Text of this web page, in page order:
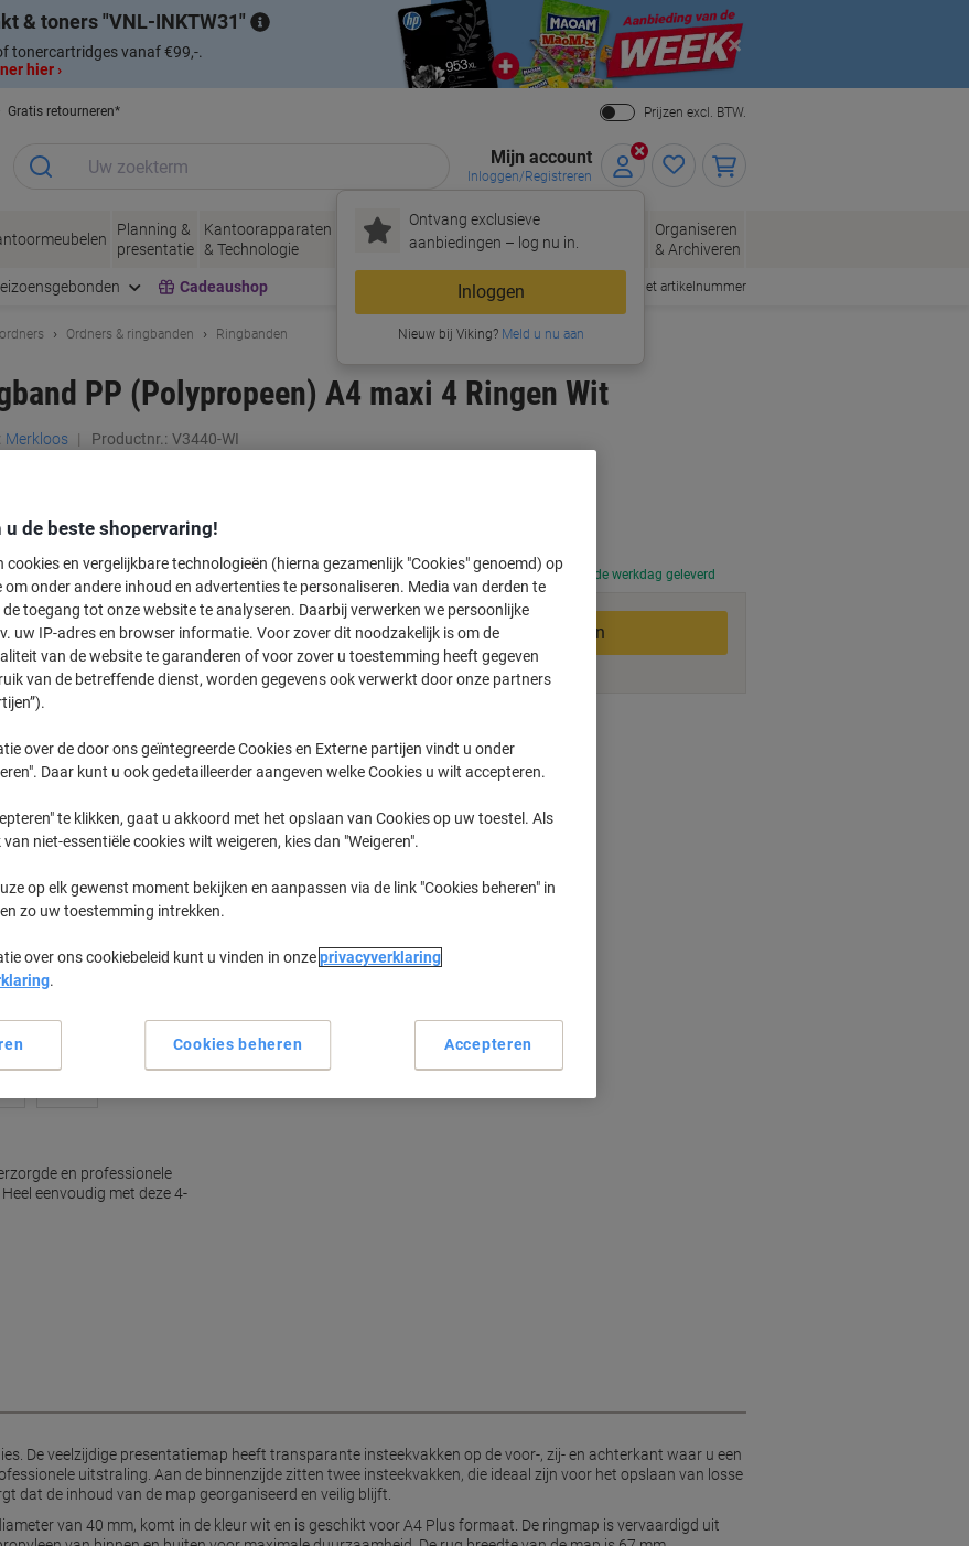
& toners VNL-INKTW31
tonercartridges vanaf €99,-.
hier ›
Close
Gratis retourneren*
Prijzen excl. BTW.
Mijn account
Inloggen/Registreren
Ontvang exclusieve
aanbiedingen – log nu in.
Inloggen
Nieuw bij Viking?Meld u nu aan
Planning &
presentatie
Kantoorapparaten
& Technologie
Inkt &
Toner
Papier, Enveloppen
& Verpakken
Kantoorartikelen
Organiseren
& Archiveren
Cadeaushop Snel bestellen met artikelnummer
Ordners & ringbanden Ringbanden
PP (Polypropeen) A4 maxi 4 Ringen Wit
Merkloos Productnr.: V3440-WI
en professionele
eenvoudig met deze 4-
Momenteel op voorraad Vóór 15:30 uur besteld, volgende werkdag geleverd
Aantal
In winkelwagen
Aan een lijst toevoegen
Belangrijkste specificaties
Twee interne insteekvakken
Sterk D-ringmechanisme
De veelzijdige presentatiemap heeft transparante insteekvakken op de voor-, zij- en achterkant waar u een
uitstraling. Aan de binnenzijde zitten twee insteekvakken, die ideaal zijn voor het opslaan van losse
dat de inhoud van de map georganiseerd en veilig blijft.
van 40 mm, komt in de kleur wit en is geschikt voor A4 Plus formaat. De ringmap is vervaardigd uit
u de beste shopervaring!
cookies en vergelijkbare technologieën (hierna gezamenlijk "Cookies" genoemd) op
om onder andere inhoud en advertenties te personaliseren. Media van derden te
toegang tot onze website te analyseren. Daarbij verwerken we persoonlijke
uw IP-adres en browser informatie. Voor zover dit noodzakelijk is om de
van de website te garanderen of voor zover u toestemming heeft gegeven
van de betreffende dienst, worden gegevens ook verwerkt door onze partners
over de door ons geïntegreerde Cookies en Externe partijen vindt u onder
Daar kunt u ook gedetailleerder aangeven welke Cookies u wilt accepteren.
te klikken, gaat u akkoord met het opslaan van Cookies op uw toestel. Als
niet-essentiële cookies wilt weigeren, kies dan "Weigeren".
op elk gewenst moment bekijken en aanpassen via de link "Cookies beheren" in
zo uw toestemming intrekken.
over ons cookiebeleid kunt u vinden in onzeprivacyverklaring
.
Cookies beheren Accepteren